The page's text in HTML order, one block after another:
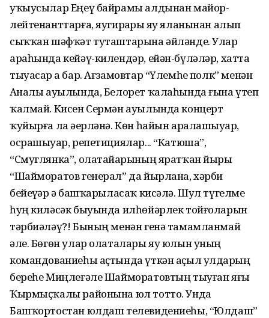
уҡыусылар Еңеү байрамы алдынан майор-
лейтенанттарға, яугирҙарҙы яу яланынан алып
сыҡҡан шәфҡәт туташтарына әйләнде. Улар
араһында кейәү-килендәр, ейән-бүләләр, хатта
тыуасар ҙа бар. Ағзамовтар “Үлемһеҙ полк” менән
Аҙналы ауылында, Белорет ҡалаһында ғына үтеп
ҡалмай. Кисен Сермән ауылында концерт
ҡуйырға ла әҙерләнә. Көн һайын аралашыуҙар,
осрашыуҙар, репетициялар... “Катюша”,
“Смуглянка”, олатайҙарының яратҡан йыры
“Шайморатов генерал” да йырлана, хәрби
бейеүҙәр ҙә башҡарыласаҡ кисәлә. Шул түгелме
һуң киләсәк быуында илһөйәрлек тойғоларын
тәрбиәләү?! Бының менән генә тамамланмай
әле. Бөгөн улар олаталары яу юлын уның
командованиеһы аҫтында үткән аҫыл улдарҙың
береһе Миңлеғәле Шайморатовтың тыуған яғы
Ҡырмыҫҡалы районына юл тотто. Унда
Башҡортостан юлдаш телевидениеһы, “Юлдаш”